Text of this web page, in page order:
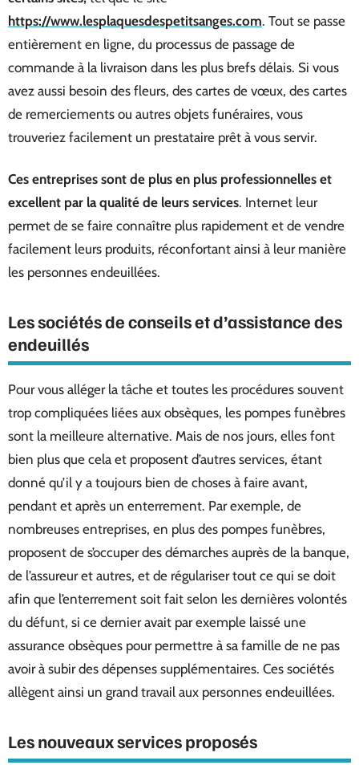
https://www.lesplaquesdespetitsanges.com. Tout se passe
entièrement en ligne, du processus de passage de
commande à la livraison dans les plus brefs délais. Si vous
avez aussi besoin des fleurs, des cartes de vœux, des cartes
de remerciements ou autres objets funéraires, vous
trouveriez facilement un prestataire prêt à vous servir.
Ces entreprises sont de plus en plus professionnelles et
excellent par la qualité de leurs services. Internet leur
permet de se faire connaître plus rapidement et de vendre
facilement leurs produits, réconfortant ainsi à leur manière
les personnes endeuillées.
Les sociétés de conseils et d’assistance des
endeuillés
Pour vous alléger la tâche et toutes les procédures souvent
trop compliquées liées aux obsèques, les pompes funèbres
sont la meilleure alternative. Mais de nos jours, elles font
bien plus que cela et proposent d’autres services, étant
donné qu’il y a toujours bien de choses à faire avant,
pendant et après un enterrement. Par exemple, de
nombreuses entreprises, en plus des pompes funèbres,
proposent de s’occuper des démarches auprès de la banque,
de l’assureur et autres, et de régulariser tout ce qui se doit
afin que l’enterrement soit fait selon les dernières volontés
du défunt, si ce dernier avait par exemple laissé une
assurance obsèques pour permettre à sa famille de ne pas
avoir à subir des dépenses supplémentaires. Ces sociétés
allègent ainsi un grand travail aux personnes endeuillées.
Les nouveaux services proposés